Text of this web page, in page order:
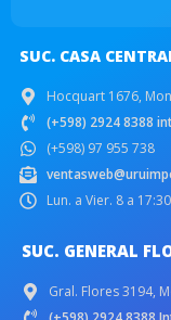
SUC. CASA
Hocquart 1676,
(+598) 2924 8388
(+598) 97 955 738
Lun. a Vier. 8 a
SUC. GENERAL
Gral. Flores 3194,